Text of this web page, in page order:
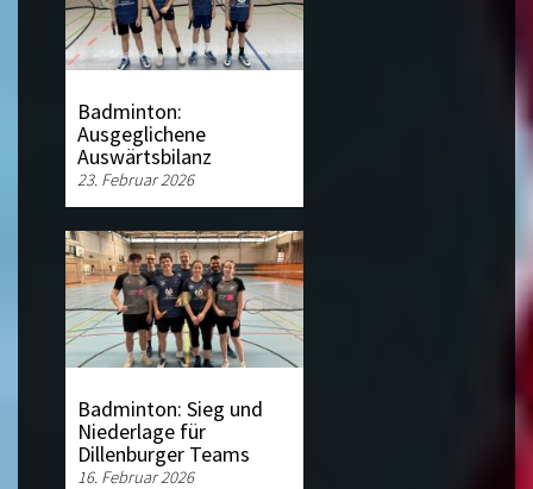
Badminton:
Ausgeglichene
Auswärtsbilanz
23. Februar 2026
Badminton: Sieg und
Niederlage für
Dillenburger Teams
16. Februar 2026